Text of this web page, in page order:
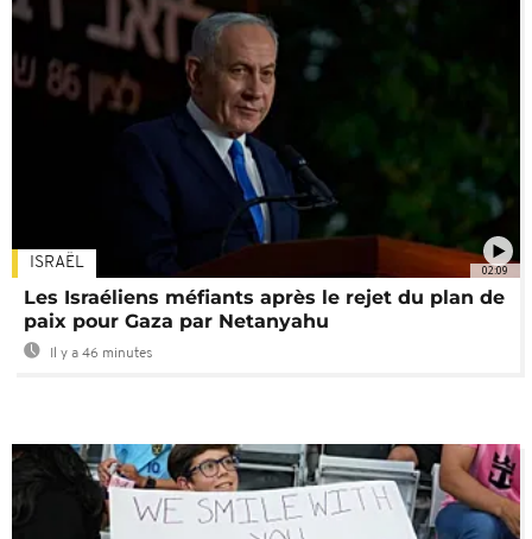
02:09
ISRAËL
Les Israéliens méfiants après le rejet du plan de
paix pour Gaza par Netanyahu
Il y a 46 minutes